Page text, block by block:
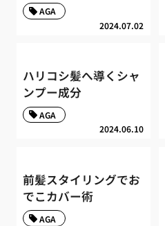
2024.07.02
AGA
ハリコシ髪へ導くシャ
ンプー成分
2024.06.10
AGA
前髪スタイリングでお
でこカバー術
AGA